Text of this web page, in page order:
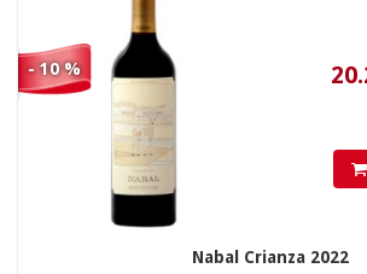
- 10 %
Nabal Crianza 2022
21.15